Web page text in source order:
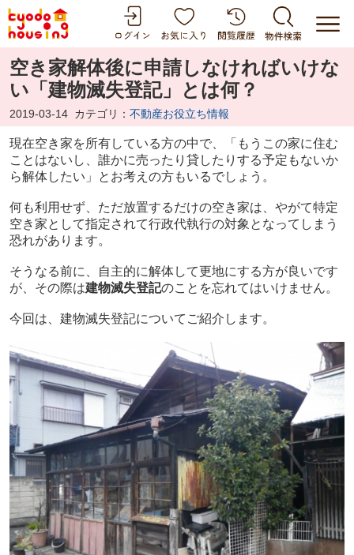
空き家解体後に申請しなければいけな
い「建物滅失登記」とは何？
2019-03-14 カテゴリ： 不動産お役立ち情報
現在空き家を所有している方の中で、「もうこの家に住む
ことはないし、誰かに売ったり貸したりする予定もないか
ら解体したい」とお考えの方もいるでしょう。
何も利用せず、ただ放置するだけの空き家は、やがて特定
空き家として指定されて行政代執行の対象となってしまう
恐れがあります。
そうなる前に、自主的に解体して更地にする方が良いです
が、その際は建物滅失登記のことを忘れてはいけません。
今回は、建物滅失登記についてご紹介します。